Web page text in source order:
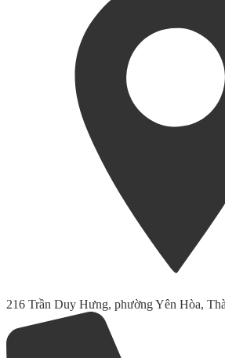
216 Trần Duy Hưng, phường Yên Hòa,